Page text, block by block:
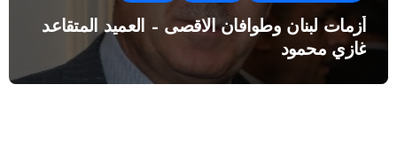
أزمات لبنان وطوافان الاقصى – العميد المتقاعد
غازي محمود